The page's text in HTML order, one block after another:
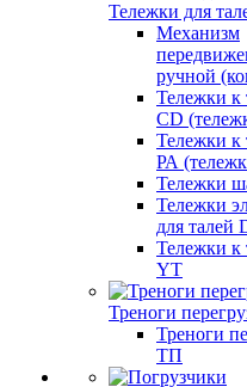
Тележки для
Механизм
ручной
Тележки к
CD
Тележки к
РА
Тележки
Тележки
для талей
Тележки к
YT
Треноги
Треноги
ТП